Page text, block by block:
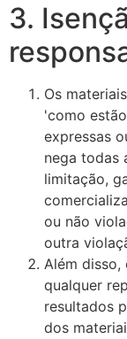
3.
Os
'como
expressas
nega todas
limitação,
ou não
outra
Além disso,
qualquer
resultados
dos